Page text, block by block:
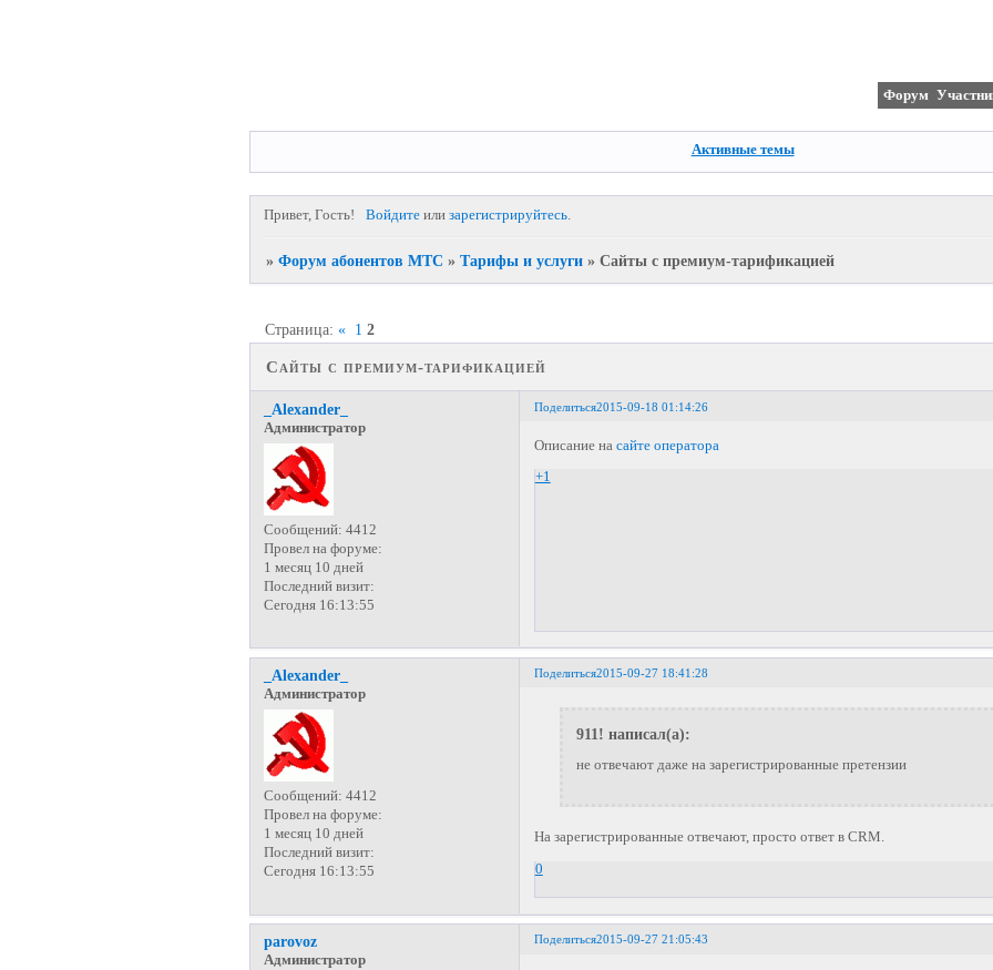
Форум
Активные темы
Привет, Гость! Войдитеили зарегистрируйтесь.
» Форум абонентов МТС » Тарифы и услуги » Сайты с премиум-тарификацией
Сайты с премиум-тарификацией
Страница: « 1 2
Поделиться2015-09-18 01:14:26
_Alexander_
Администратор
Сообщений: 4412
Провел на форуме:
1 месяц 10 дней
Последний визит:
Сегодня 16:13:55
Описание на сайте оператора
+1
Поделиться2015-09-27 18:41:28
_Alexander_
Администратор
Сообщений: 4412
Провел на форуме:
1 месяц 10 дней
Последний визит:
Сегодня 16:13:55
911! написал(а):
не отвечают даже на зарегистрированные претензии
На зарегистрированные отвечают, просто ответ в CRM.
0
Поделиться2015-09-27 21:05:43
parovoz
Администратор